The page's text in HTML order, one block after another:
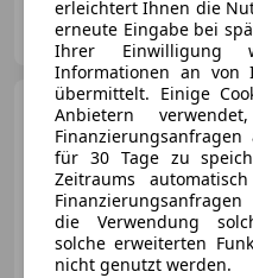
Gebrauchtwagenzentrum Tirol
AT-6134 Vomp
erleichtert Ihnen die
erneute Eingabe bei
Ihrer Einwilligung
Informationen an von
übermittelt. Einige
Anbietern
für 30 Tage zu
Zeitraums
die Verwendung
solche erweiterten
nicht genutzt werden.